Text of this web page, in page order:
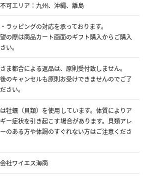
可エリア：九州、沖縄、離島
ラッピングの対応を承っております。
の際は商品カート画面のギフト購入からご購入
い。
ま都合による返品は、原則受付致しません。
のキャンセルも原則お受けできませんのでご了
さい。
牡蠣（貝類）を使用しています。体質によりア
ー症状を引き起こす場合があります。貝類アレ
のある方や体調のすぐれない方はご注意くださ
社ワイエス海商